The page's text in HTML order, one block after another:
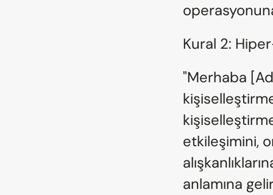
Kural 2:
"Merhaba
etkileşimini,
anlamına